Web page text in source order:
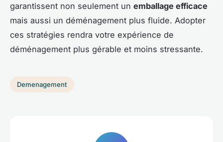
garantissent non seulement un emballage efficace
mais aussi un déménagement plus fluide. Adopter
ces stratégies rendra votre expérience de
déménagement plus gérable et moins stressante.
Demenagement